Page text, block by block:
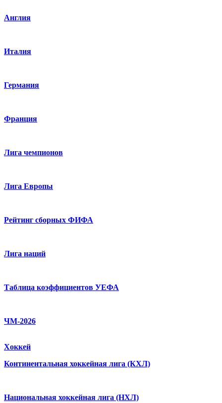
Англия
Италия
Германия
Франция
Лига чемпионов
Лига Европы
Рейтинг сборных ФИФА
Лига наций
Таблица коэффициентов УЕФА
ЧМ-2026
Хоккей
Континентальная хоккейная лига (КХЛ)
Национальная хоккейная лига (НХЛ)